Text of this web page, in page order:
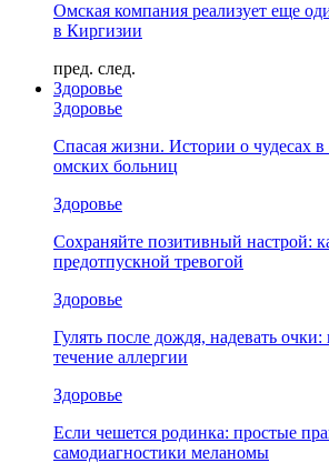
Омская компания реализует еще
в Киргизии
пред. след.
Здоровье
Здоровье
Спасая жизни. Истории о чудесах
омских больниц
Здоровье
Сохраняйте позитивный настрой:
предотпускной тревогой
Здоровье
Гулять после дождя, надевать очки:
течение аллергии
Здоровье
Если чешется родинка: простые
самодиагностики меланомы